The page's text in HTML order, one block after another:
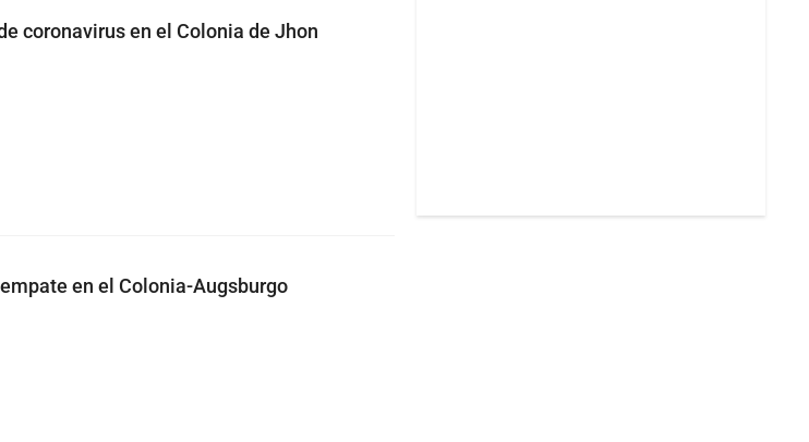
coronavirus en el Colonia de Jhon
en el Colonia-Augsburgo